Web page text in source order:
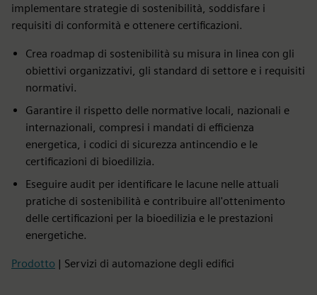
implementare strategie di sostenibilità, soddisfare i
requisiti di conformità e ottenere certificazioni.
Crea roadmap di sostenibilità su misura in linea con gli
obiettivi organizzativi, gli standard di settore e i requisiti
normativi.
Garantire il rispetto delle normative locali, nazionali e
internazionali, compresi i mandati di efficienza
energetica, i codici di sicurezza antincendio e le
certificazioni di bioedilizia.
Eseguire audit per identificare le lacune nelle attuali
pratiche di sostenibilità e contribuire all'ottenimento
delle certificazioni per la bioedilizia e le prestazioni
energetiche.
Prodotto | Servizi di automazione degli edifici